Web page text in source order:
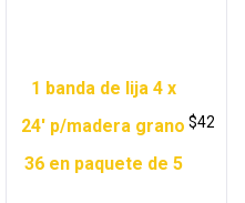
1 banda de lija 4 x
24′ p/madera grano
36 en paquete de 5
$42